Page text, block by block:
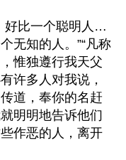
好比一个聪明人…
无知的人。”“凡称
惟独遵行我天父
许多人对我说，
道，奉你的名赶
明明地告诉他们
作恶的人，离开